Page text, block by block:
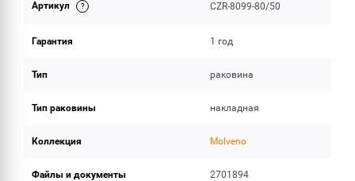
ИНСТРУКЦИИ И ДОКУМЕНТАЦИЯ
Артикул CZR-8099-80/50
Гарантия 1 год
Тип раковина
Тип раковины накладная
Коллекция Molveno
Файлы и документы 2701894